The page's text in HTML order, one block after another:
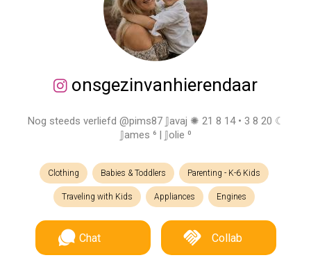
onsgezinvanhierendaar
Nog steeds verliefd @pims87 𝕁avaj ✺ 21 8 14 • 3 8 20 ☾
𝕁ames ⁶ | 𝕁olie ⁰
Clothing Babies & Toddlers Parenting - K-6 Kids
Traveling with Kids Appliances Engines
Chat Collab